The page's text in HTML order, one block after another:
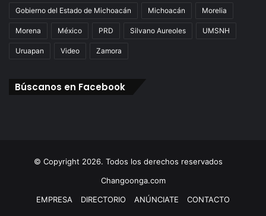
Gobierno del Estado de Michoacán Michoacán Morelia
Morena México PRD Silvano Aureoles UMSNH
Uruapan Video Zamora
Búscanos en Facebook
© Copyright 2026. Todos los derechos reservados
Changoonga.com
EMPRESA
DIRECTORIO ANÚNCIATE CONTACTO